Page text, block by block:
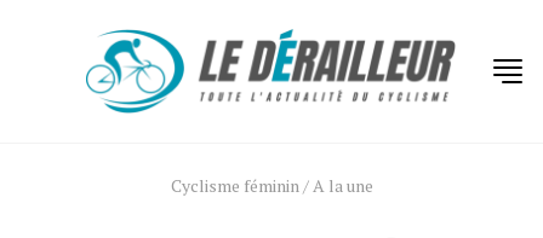
Cyclisme féminin/A la une